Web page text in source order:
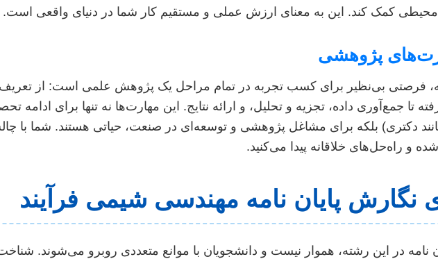
کمک کند. این به معنای ارزش عملی و مستقیم کار شما در دنیای واقعی است.
پژوهشی
فرصتی بی‌نظیر برای کسب تجربه در تمام مراحل یک پژوهش علمی است: از
تا جمع‌آوری داده، تجزیه و تحلیل، و ارائه نتایج. این مهارت‌ها نه تنها برای ادامه
دکتری) بلکه برای مشاغل پژوهشی و توسعه‌ای در صنعت، حیاتی هستند. شما با
و راه‌حل‌های خلاقانه پیدا می‌کنید.
نگارش پایان نامه مهندسی شیمی فرآیند
نامه در این رشته، هموار نیست و دانشجویان با موانع متعددی روبرو می‌شوند.